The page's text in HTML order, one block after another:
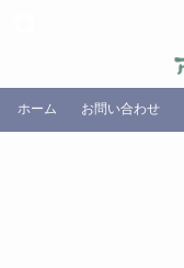
ホーム お問い合わせ